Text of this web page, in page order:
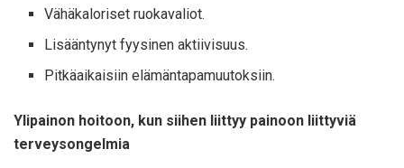
Vähäkaloriset ruokavaliot.
Lisääntynyt fyysinen aktiivisuus.
Pitkäaikaisiin elämäntapamuutoksiin.
Ylipainon hoitoon, kun siihen liittyy painoon liittyviä
terveysongelmia